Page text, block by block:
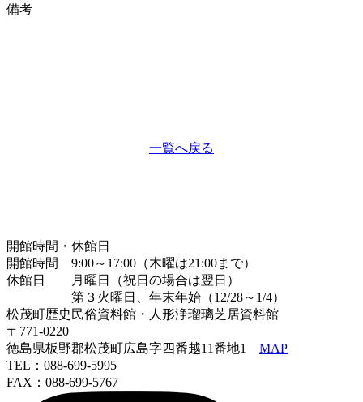
備考
一覧へ戻る
開館時間・休館日
開館時間 9:00～17:00（木曜は21:00まで）
休館日 月曜日（祝日の場合は翌日）
第３火曜日、年末年始（12/28～1/4）
松茂町歴史民俗資料館・人形浄瑠璃芝居資料館
〒771-0220
徳島県板野郡松茂町広島字四番越11番地1 MAP
TEL：088-699-5995
FAX：088-699-5767